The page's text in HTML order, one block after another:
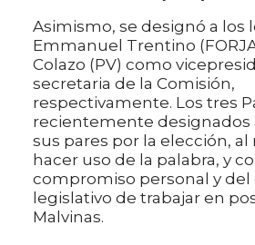
Asimismo, se designó a los
Emmanuel Trentino
Colazo (PV) como
secretaria de la Comisión,
respectivamente. Los tres
recientemente designados
sus pares por la elección,
hacer uso de la palabra, y
compromiso personal y del
legislativo de trabajar en
Malvinas.